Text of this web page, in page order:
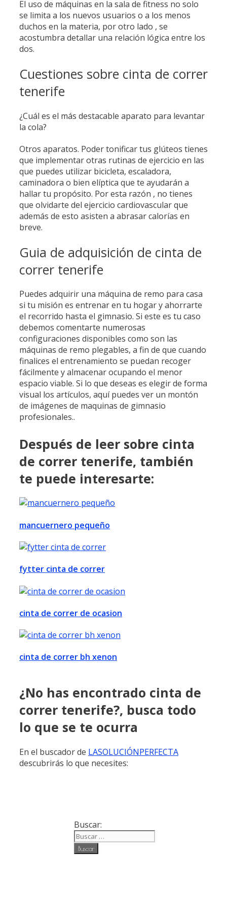
El uso de máquinas en la sala de fitness no solo
se limita a los nuevos usuarios o a los menos
duchos en la materia, por otro lado , se
acostumbra detallar una relación lógica entre los
dos.
Cuestiones sobre cinta de correr
tenerife
¿Cuál es el más destacable aparato para levantar
la cola?
Otros aparatos. Poder tonificar tus glúteos tienes
que implementar otras rutinas de ejercicio en las
que puedes utilizar bicicleta, escaladora,
caminadora o bien elíptica que te ayudarán a
hallar tu propósito. Por esta razón , no tienes
que olvidarte del ejercicio cardiovascular que
además de esto asisten a abrasar calorías en
breve.
Guia de adquisición de cinta de
correr tenerife
Puedes adquirir una máquina de remo para casa
si tu misión es entrenar en tu hogar y ahorrarte
el recorrido hasta el gimnasio. Si este es tu caso
debemos comentarte numerosas
configuraciones disponibles como son las
máquinas de remo plegables, a fin de que cuando
finalices el entrenamiento se puedan recoger
fácilmente y almacenar ocupando el menor
espacio viable. Si lo que deseas es elegir de forma
visual los artículos, aquí puedes ver un montón
de imágenes de maquinas de gimnasio
profesionales..
Después de leer sobre cinta
de correr tenerife, también
te puede interesarte:
mancuernero pequeño
fytter cinta de correr
cinta de correr de ocasion
cinta de correr bh xenon
¿No has encontrado cinta de
correr tenerife?, busca todo
lo que se te ocurra
En el buscador de LASOLUCIÓNPERFECTA
descubrirás lo que necesites:
Buscar: